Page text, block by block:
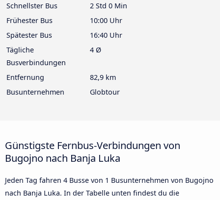
Schnellster Bus
2 Std 0 Min
Frühester Bus
10:00 Uhr
Spätester Bus
16:40 Uhr
Tägliche
Busverbindungen
4 Ø
Entfernung
82,9 km
Busunternehmen
Globtour
Günstigste Fernbus-Verbindungen von
Bugojno nach Banja Luka
Jeden Tag fahren 4 Busse von 1 Busunternehmen von Bugojno
nach Banja Luka. In der Tabelle unten findest du die